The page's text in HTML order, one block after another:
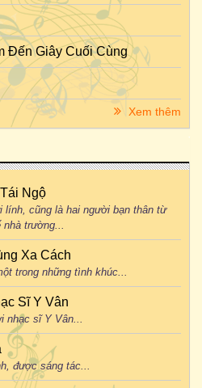
Đến Giây Cuối Cùng
Xem thêm
Ngộ
lính, cũng là hai người bạn thân từ
nhà trường...
Xa Cách
trong những tình khúc...
Sĩ Y Vân
nhạc sĩ Y Vân...
được sáng tác...